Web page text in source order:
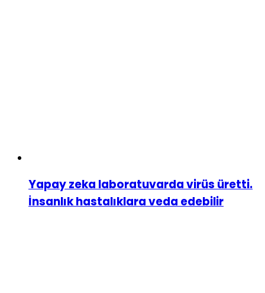
Yapay zeka laboratuvarda virüs üretti.
İnsanlık hastalıklara veda edebilir